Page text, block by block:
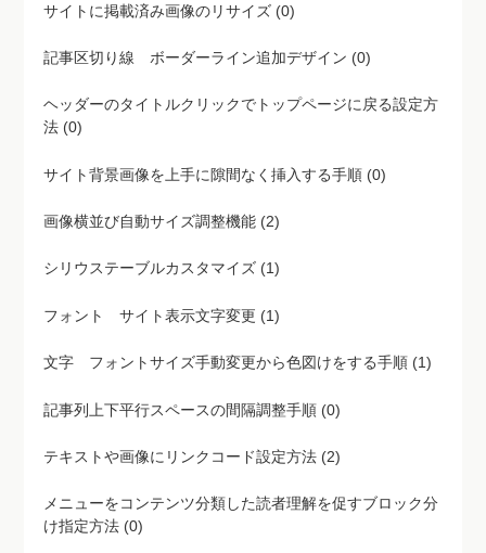
サイトに掲載済み画像のリサイズ (0)
記事区切り線 ボーダーライン追加デザイン (0)
ヘッダーのタイトルクリックでトップページに戻る設定方
法 (0)
サイト背景画像を上手に隙間なく挿入する手順 (0)
画像横並び自動サイズ調整機能 (2)
シリウステーブルカスタマイズ (1)
フォント サイト表示文字変更 (1)
文字 フォントサイズ手動変更から色図けをする手順 (1)
記事列上下平行スペースの間隔調整手順 (0)
テキストや画像にリンクコード設定方法 (2)
メニューをコンテンツ分類した読者理解を促すブロック分
け指定方法 (0)